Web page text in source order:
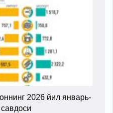
2026 йил январь-